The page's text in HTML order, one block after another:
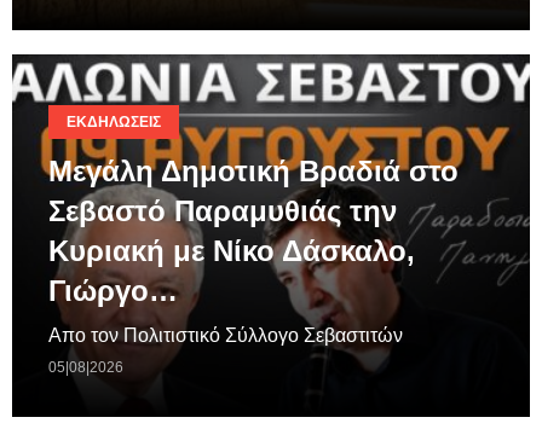
ΕΚΔΗΛΏΣΕΙΣ
Μεγάλη Δημοτική Βραδιά στο
Σεβαστό Παραμυθιάς την
Κυριακή με Νίκο Δάσκαλο,
Γιώργο…
Απο τον Πολιτιστικό Σύλλογο Σεβαστιτών
05|08|2026